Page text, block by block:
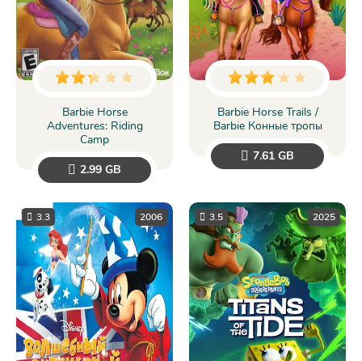
Barbie Horse
Adventures: Riding
Camp
2.99 GB
Barbie Horse Trails /
Barbie Конные тропы
7.61 GB
3.3 2006 3.5 2025